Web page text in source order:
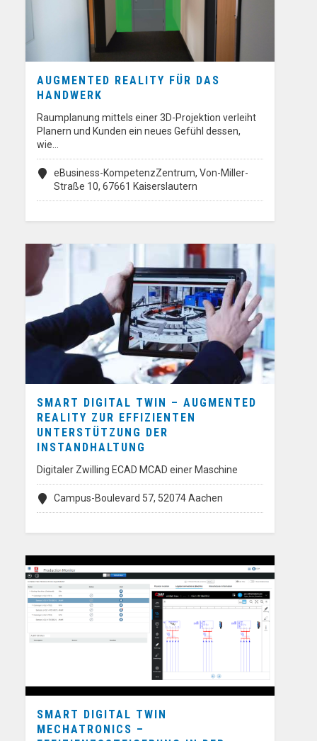
AUGMENTED REALITY FÜR DAS
HANDWERK
Raumplanung mittels einer 3D-Projektion verleiht
Planern und Kunden ein neues Gefühl dessen,
wie…
eBusiness-KompetenzZentrum, Von-Miller-
Straße 10, 67661 Kaiserslautern
SMART DIGITAL TWIN – AUGMENTED
REALITY ZUR EFFIZIENTEN
UNTERSTÜTZUNG DER
INSTANDHALTUNG
Digitaler Zwilling ECAD MCAD einer Maschine
Campus-Boulevard 57, 52074 Aachen
SMART DIGITAL TWIN
MECHATRONICS –